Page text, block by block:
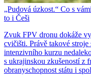
„Pudová úzkost.“ Co s
to i Češi
Zvuk FPV dronu dokáže
cvičišti. Právě takové
intenzivního kurzu
s ukrajinskou zkušeností z
obranyschopnost státu i